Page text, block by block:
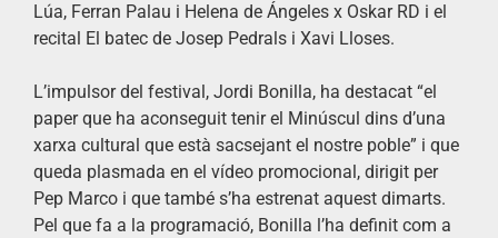
Lúa, Ferran Palau i Helena de Ángeles x Oskar RD i el
recital El batec de Josep Pedrals i Xavi Lloses.
L’impulsor del festival, Jordi Bonilla, ha destacat “el
paper que ha aconseguit tenir el Minúscul dins d’una
xarxa cultural que està sacsejant el nostre poble” i que
queda plasmada en el vídeo promocional, dirigit per
Pep Marco i que també s’ha estrenat aquest dimarts.
Pel que fa a la programació, Bonilla l’ha definit com a